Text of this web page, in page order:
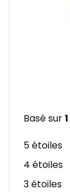
Basé sur1
5 étoiles
4 étoiles
3 étoiles